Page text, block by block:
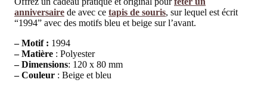
anniversaire de avec ce tapis de souris, sur lequel est écrit
“1994” avec des motifs bleu et beige sur l’avant.
– Motif : 1994
– Matière : Polyester
– Dimensions: 120 x 80 mm
– Couleur : Beige et bleu